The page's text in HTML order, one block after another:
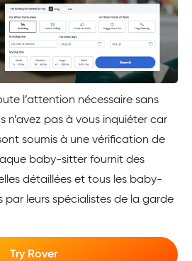
l’attention nécessaire sans
n’avez pas à vous inquiéter car
soumis à une vérification de
baby-sitter fournit des
détaillées et tous les baby-
par leurs spécialistes de la garde
Try Rover